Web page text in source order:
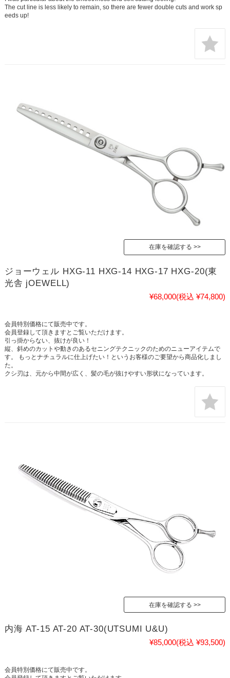
The cut line is less likely to remain, so there are fewer double cuts and work sp
eeds up!
在庫を確認する
ジョーウェル HXG-11 HXG-14 HXG-17 HXG-20(東
光舎 jOEWELL)
¥68,000(税込 ¥74,800)
会員特別価格にて販売中です。
会員登録して頂きますとご覧いただけます。
引っ掛からない、抜けが良い！
縦、斜めのカットや動きのあるセニングテクニックのためのニューアイテムで
す。 もっとナチュラルに仕上げたい！というお客様のご要望から商品化しまし
た。
クシ刃は、元から中間が広く、髪の毛が抜けやすい形状になっています。
在庫を確認する
内海 AT-15 AT-20 AT-30(UTSUMI U&U)
¥85,000(税込 ¥93,500)
会員特別価格にて販売中です。